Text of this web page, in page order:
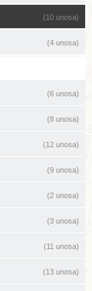
(10 unosa)
(4 unosa)
(6 unosa)
(8 unosa)
(12 unosa)
(9 unosa)
(2 unosa)
(3 unosa)
(11 unosa)
(13 unosa)